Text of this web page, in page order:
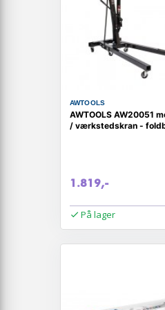
AWTOOLS
AWTOOLS AW20051
/ værkstedskran -
1.819,-
På lager